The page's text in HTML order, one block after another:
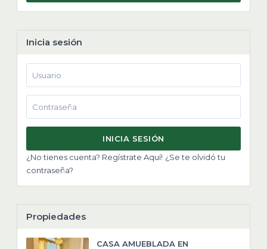
Inicia sesión
INICIA SESIÓN
¿No tienes cuenta? Regístrate Aquí! ¿Se te olvidó tu
contraseña?
Propiedades
CASA AMUEBLADA EN